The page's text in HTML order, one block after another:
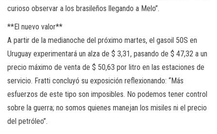
curioso observar a los brasileños llegando a Melo”.
**El nuevo valor**
A partir de la medianoche del próximo martes, el gasoil 50S en
Uruguay experimentará un alza de $ 3,31, pasando de $ 47,32 a un
precio máximo de venta de $ 50,63 por litro en las estaciones de
servicio. Fratti concluyó su exposición reflexionando: “Más
esfuerzos de este tipo son imposibles. No podemos tener control
sobre la guerra; no somos quienes manejan los misiles ni el precio
del petróleo”.